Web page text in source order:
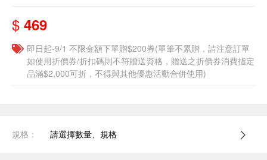
$ 469
即日起-9/1 不限金額下單贈$200券(單筆不累贈，請注意訂單
如使用折價券/折扣碼則不符贈送資格，贈送之折價券消費指定
品滿$2,000可折，不得與其他優惠活動合併使用)
規格： 請選擇數量、規格